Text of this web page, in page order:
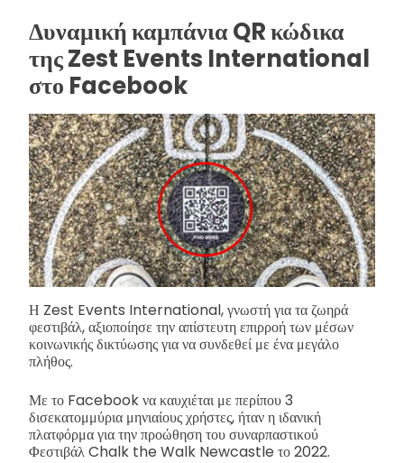
Δυναμική καμπάνια QR κώδικα
της Zest Events International
στο Facebook
Η Zest Events International, γνωστή για τα ζωηρά
φεστιβάλ, αξιοποίησε την απίστευτη επιρροή των μέσων
κοινωνικής δικτύωσης για να συνδεθεί με ένα μεγάλο
πλήθος.
Με το Facebook να καυχιέται με περίπου 3
δισεκατομμύρια μηνιαίους χρήστες, ήταν η ιδανική
πλατφόρμα για την προώθηση του συναρπαστικού
Φεστιβάλ Chalk the Walk Newcastle το 2022.